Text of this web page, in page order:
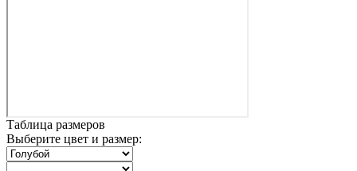
Таблица размеров
Выберите цвет и размер: